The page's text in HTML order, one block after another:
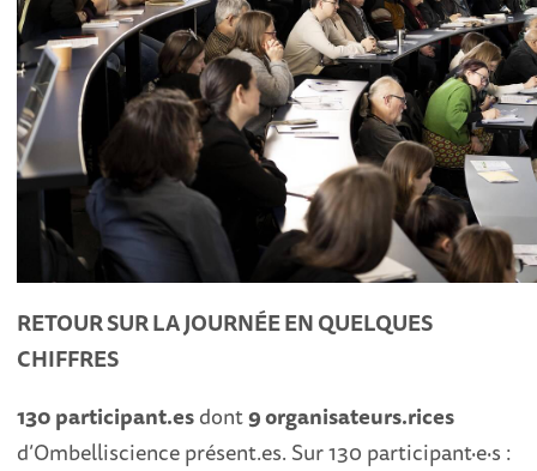
RETOUR SUR LA JOURNÉE EN QUELQUES
CHIFFRES
130 participant.esdont9 organisateurs.rices
d’Ombelliscience présent.es. Sur 130 participant·e·s :